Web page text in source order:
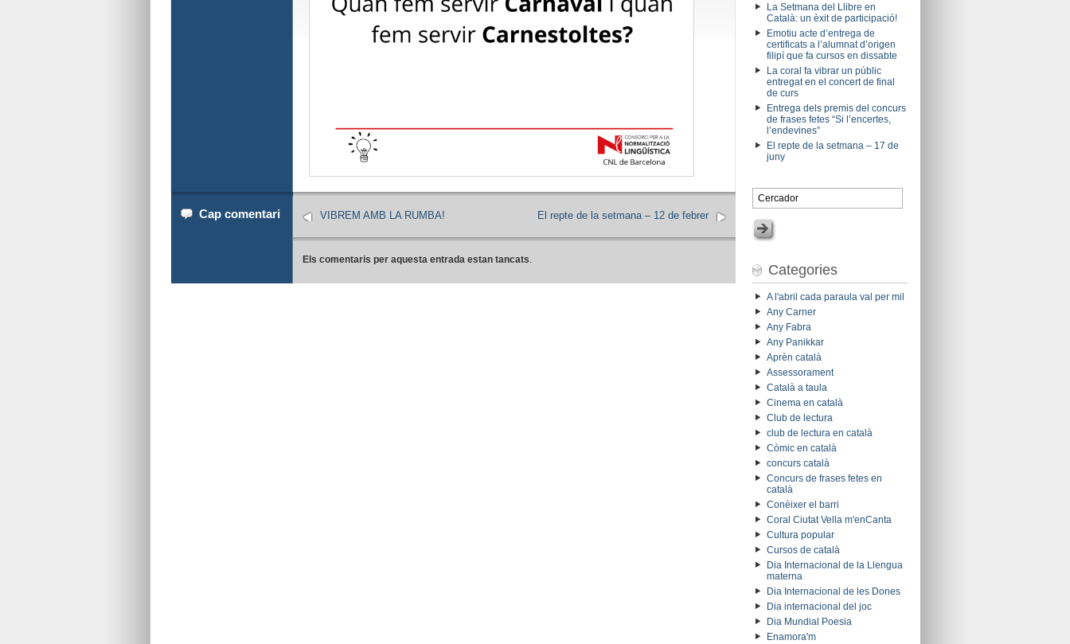
Cap comentari El repte de la setmana – 12 de febrer
VIBREM AMB LA RUMBA!
Els comentaris per aquesta entrada estan tancats.
La Setmana del Llibre en
Català: un èxit de participació!
Emotiu acte d’entrega de
certificats a l’alumnat d’origen
filipí que fa cursos en dissabte
La coral fa vibrar un públic
entregat en el concert de final
de curs
Entrega dels premis del concurs
de frases fetes “Si l’encertes,
l’endevines”
El repte de la setmana – 17 de
juny
Categories
A l'abril cada paraula val per mil
Any Carner
Any Fabra
Any Panikkar
Aprèn català
Assessorament
Català a taula
Cinema en català
Club de lectura
club de lectura en català
Còmic en català
concurs català
Concurs de frases fetes en
català
Conèixer el barri
Coral Ciutat Vella m'enCanta
Cultura popular
Cursos de català
Dia Internacional de la Llengua
materna
Dia Internacional de les Dones
Dia internacional del joc
Dia Mundial Poesia
Enamora'm